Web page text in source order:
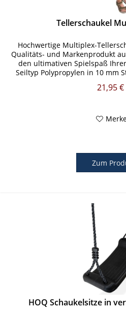
Tellerschaukel
Hochwertige Multiplex-
Qualitäts- und Markenprodukt
den ultimativen Spielspaß
Seiltyp Polypropylen in 10 mm
21,95
Zum
HOQ Schaukelsitze in